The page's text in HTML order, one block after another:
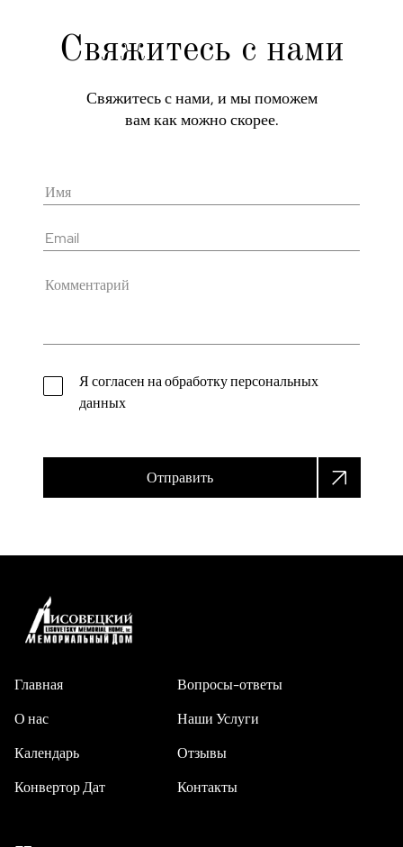
Свяжитесь с нами
Свяжитесь с нами, и мы поможем
вам как можно скорее.
Я согласен на обработку персональных
данных
Отправить
Главная
О нас
Календарь
Конвертор Дат
Вопросы-ответы
Наши Услуги
Отзывы
Контакты